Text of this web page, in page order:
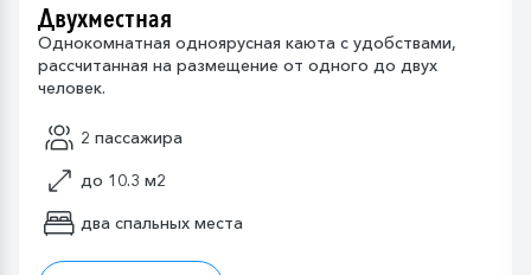
Двухместная
Однокомнатная одноярусная каюта с удобствами,
рассчитанная на размещение от одного до двух
человек.
2 пассажира
до 10.3 м2
два спальных места